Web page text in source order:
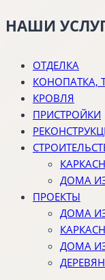
НАШИ
ОТДЕЛКА
КОНОПАТКА,
КРОВЛЯ
ПРИСТРОЙКИ
ДОМА
ПРОЕКТЫ
ДОМА
ДОМА